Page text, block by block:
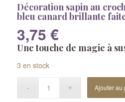
Décoration sapin au
bleu canard brillante
3,75 €
Une touche de magie à
3 en stock
Ajouter au